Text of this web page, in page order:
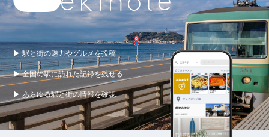
▶ 駅と街の魅力やグルメを投稿
▶ 全国の駅に訪れた記録を残せる
▶ あらゆる駅と街の情報を確認